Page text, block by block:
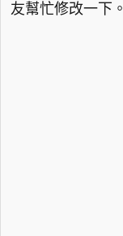
友幫忙修改一下。